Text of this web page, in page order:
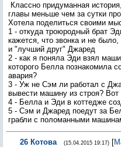
Классно придуманная
главы меньше чем за сутки
Хотела поделиться своими
1 - откуда троюродный брат
кажется, что звонка и не
и "лучший друг" Джаред
2 - как я поняла Эди взял
которого Белла познакомила
авария?
3 - Уж не Сэм ли работал с
вывести машину из строя?
4 - Белла и Эди в коттедже
5 - Сэм и Джаред поедут за
грабли с поломанными
26 Котова (15.04.2015 19:17) [